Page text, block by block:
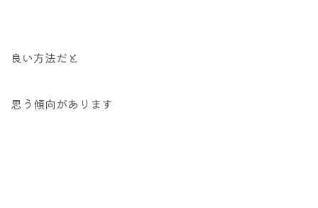
良い方法だと
思う傾向があります